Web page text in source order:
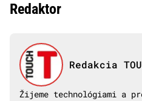
Redaktor
Redakcia
Žijeme technológiami a